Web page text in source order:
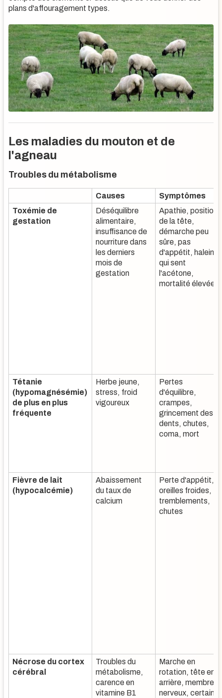
plans d'affouragement types.
Les maladies du mouton et de
l'agneau
Troubles du métabolisme
Causes
Symptômes
Toxémie de
gestation
Déséquilibre
alimentaire,
insuffisance de
nourriture dans
les derniers
mois de
gestation
Apathie, position
de la tête,
démarche peu
sûre, pas
d'appétit, haleine
qui sent
l'acétone,
mortalité élevée
Tétanie
(hypomagnésémie)
de plus en plus
fréquente
Herbe jeune,
stress, froid
vigoureux
Pertes
d'équilibre,
crampes,
grincement des
dents, chutes,
coma, mort
Fièvre de lait
(hypocalcémie)
Abaissement
du taux de
calcium
Perte d'appétit,
oreilles froides,
tremblements,
chutes
Nécrose du cortex
cérébral
Troubles du
métabolisme,
carence en
vitamine B1
Marche en
rotation, tête en
arrière, membres
nerveux, certains